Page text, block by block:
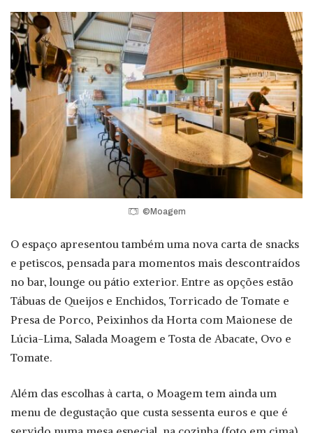
©Moagem
O espaço apresentou também uma nova carta de snacks
e petiscos, pensada para momentos mais descontraídos
no bar, lounge ou pátio exterior. Entre as opções estão
Tábuas de Queijos e Enchidos, Torricado de Tomate e
Presa de Porco, Peixinhos da Horta com Maionese de
Lúcia-Lima, Salada Moagem e Tosta de Abacate, Ovo e
Tomate.
Além das escolhas à carta, o Moagem tem ainda um
menu de degustação que custa sessenta euros e que é